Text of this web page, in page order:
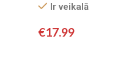
SATĪNS
Ir veikalā
€17.99